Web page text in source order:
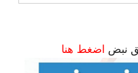
نبض اضغط هنا